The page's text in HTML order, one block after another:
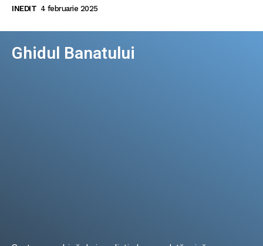
INEDIT 4 februarie 2025
Ghidul Banatului